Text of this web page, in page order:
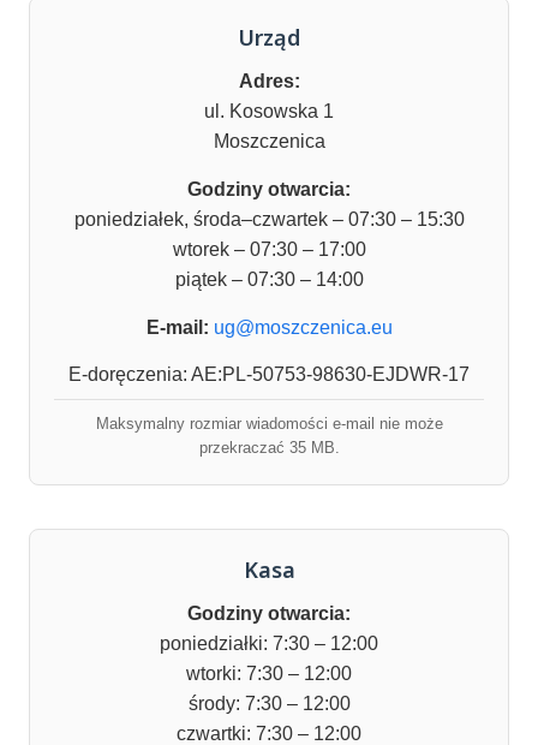
Urząd
Adres:
ul. Kosowska 1
Moszczenica
Godziny otwarcia:
poniedziałek, środa–czwartek – 07:30 – 15:30
wtorek – 07:30 – 17:00
piątek – 07:30 – 14:00
E-mail: ug@moszczenica.eu
E-doręczenia: AE:PL-50753-98630-EJDWR-17
Maksymalny rozmiar wiadomości e-mail nie może
przekraczać 35 MB.
Kasa
Godziny otwarcia:
poniedziałki: 7:30 – 12:00
wtorki: 7:30 – 12:00
środy: 7:30 – 12:00
czwartki: 7:30 – 12:00